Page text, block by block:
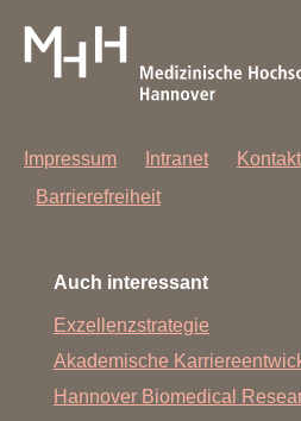
Impressum Intranet Kontakt
Barrierefreiheit
Auch interessant
Exzellenzstrategie
Akademische
Hannover Biomedical